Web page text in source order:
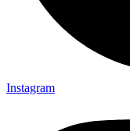
Instagram